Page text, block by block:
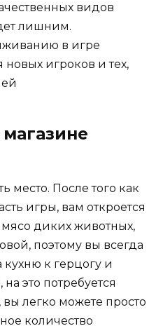
видов
лишним.
место. После того как
игры, вам откроется
диких животных,
поэтому вы всегда
кухню к герцогу и
это потребуется
легко можете просто
количество